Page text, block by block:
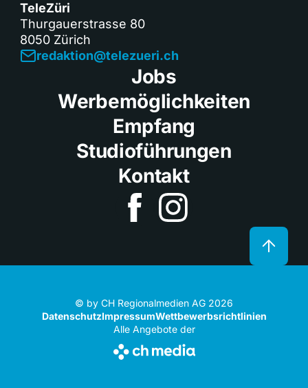
TeleZüri
Thurgauerstrasse 80
8050 Zürich
redaktion@telezueri.ch
Jobs
Werbemöglichkeiten
Empfang
Studioführungen
Kontakt
© by CH Regionalmedien AG 2026
DatenschutzImpressumWettbewerbsrichtlinien
Alle Angebote der